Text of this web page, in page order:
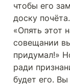
чтобы его
доску
«Опять этот
совещании
придумал!»
ради
будет его.